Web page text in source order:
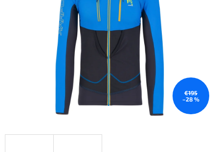
hviezdičiek.
€195
–28 %